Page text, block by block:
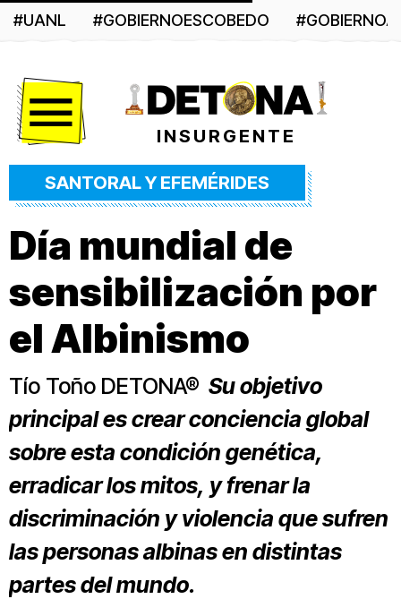
#UANL #GOBIERNOESCOBEDO
INSURGENTE
SANTORAL Y EFEMÉRIDES
Día mundial de
sensibilización por
el Albinismo
Tío Toño DETONA® Su objetivo
principal es crear conciencia global
sobre esta condición genética,
erradicar los mitos, y frenar la
discriminación y violencia que sufren
las personas albinas en distintas
partes del mundo.